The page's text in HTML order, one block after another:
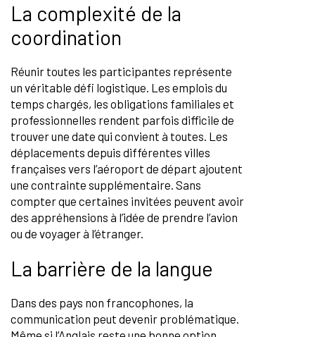
La complexité de la
coordination
Réunir toutes les participantes représente
un véritable défi logistique. Les emplois du
temps chargés, les obligations familiales et
professionnelles rendent parfois difficile de
trouver une date qui convient à toutes. Les
déplacements depuis différentes villes
françaises vers l’aéroport de départ ajoutent
une contrainte supplémentaire. Sans
compter que certaines invitées peuvent avoir
des appréhensions à l’idée de prendre l’avion
ou de voyager à l’étranger.
La barrière de la langue
Dans des pays non francophones, la
communication peut devenir problématique.